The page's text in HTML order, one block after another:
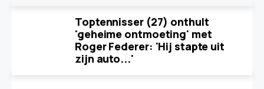
Toptennisser (27) onthult
'geheime ontmoeting' met
Roger Federer: 'Hij stapte uit
zijn auto...'